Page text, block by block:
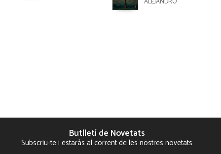
Butlletí de Novetats
Subscriu-te i estaràs al corrent de les nostres novetats